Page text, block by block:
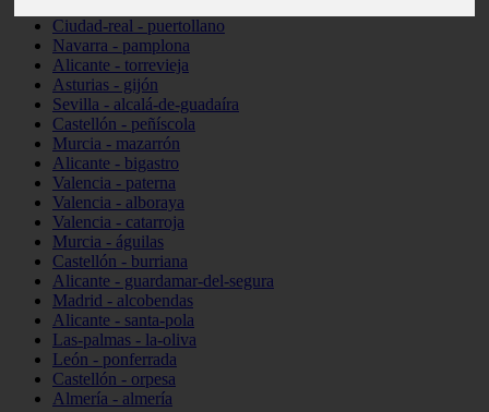
Ciudad-real - puertollano
Navarra - pamplona
Alicante - torrevieja
Asturias - gijón
Sevilla - alcalá-de-guadaíra
Castellón - peñíscola
Murcia - mazarrón
Alicante - bigastro
Valencia - paterna
Valencia - alboraya
Valencia - catarroja
Murcia - águilas
Castellón - burriana
Alicante - guardamar-del-segura
Madrid - alcobendas
Alicante - santa-pola
Las-palmas - la-oliva
León - ponferrada
Castellón - orpesa
Almería - almería